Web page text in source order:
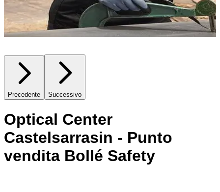
Precedente Successivo
Optical Center
Castelsarrasin - Punto
vendita Bollé Safety